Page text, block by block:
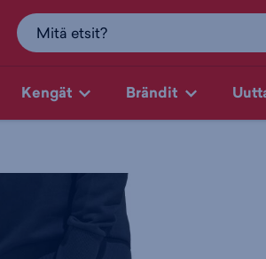
Kengät Brändit